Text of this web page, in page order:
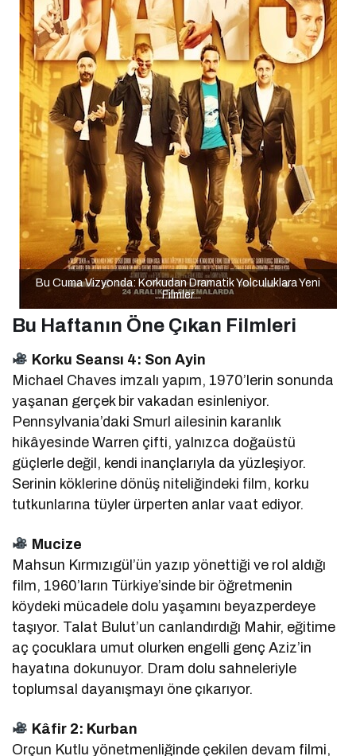
Bu Cuma Vizyonda: Korkudan Dramatik Yolculuklara Yeni
Filmler
Bu Haftanın Öne Çıkan Filmleri
Korku Seansı 4: Son Ayin
Michael Chaves imzalı yapım, 1970’lerin sonunda
yaşanan gerçek bir vakadan esinleniyor.
Pennsylvania’daki Smurl ailesinin karanlık
hikâyesinde Warren çifti, yalnızca doğaüstü
güçlerle değil, kendi inançlarıyla da yüzleşiyor.
Serinin köklerine dönüş niteliğindeki film, korku
tutkunlarına tüyler ürperten anlar vaat ediyor.
Mucize
Mahsun Kırmızıgül’ün yazıp yönettiği ve rol aldığı
film, 1960’ların Türkiye’sinde bir öğretmenin
köydeki mücadele dolu yaşamını beyazperdeye
taşıyor. Talat Bulut’un canlandırdığı Mahir, eğitime
aç çocuklara umut olurken engelli genç Aziz’in
hayatına dokunuyor. Dram dolu sahneleriyle
toplumsal dayanışmayı öne çıkarıyor.
Kâfir 2: Kurban
Orçun Kutlu yönetmenliğinde çekilen devam filmi,